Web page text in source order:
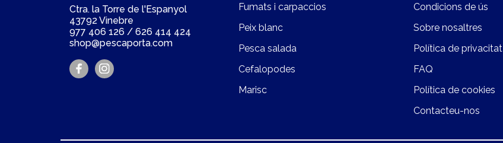
Ctra. la Torre de l'Espanyol
43792 Vinebre
977 406 126 / 626 414 424
shop@pescaporta.com
Fumats i carpaccios
Peix blanc
Pesca salada
Cefalopodes
Marisc
Condicions de ús
Sobre nosaltres
Política de privacitat
FAQ
Política de cookies
Contacteu-nos